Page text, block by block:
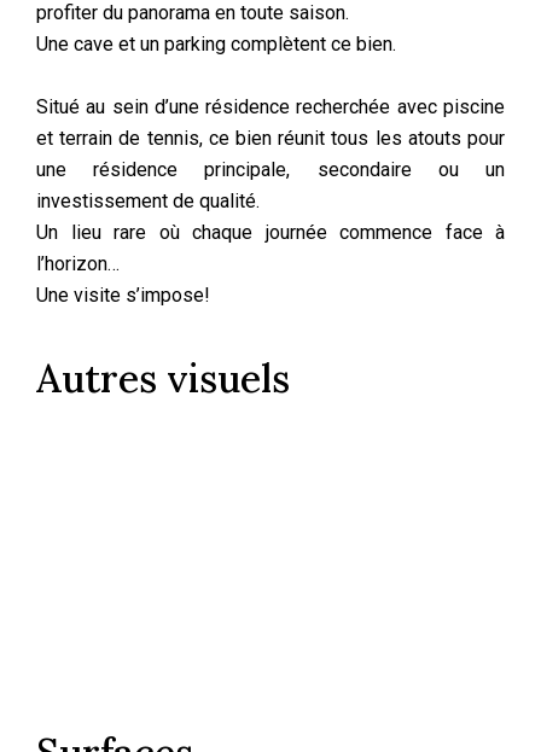
profiter du panorama en toute saison.
Une cave et un parking complètent ce bien.
Situé au sein d’une résidence recherchée avec piscine
et terrain de tennis, ce bien réunit tous les atouts pour
une résidence principale, secondaire ou un
investissement de qualité.
Un lieu rare où chaque journée commence face à
l’horizon…
Une visite s’impose!
Autres visuels